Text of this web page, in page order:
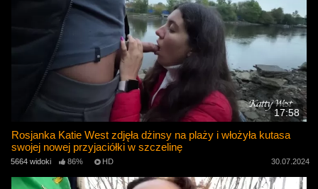
17:58
Rosjanka Katie West zdjęła dżinsy na plaży i włożyła kutasa
swojej nowej przyjaciółki w szczelinę
5664 widoki 86% HD 30.07.2024